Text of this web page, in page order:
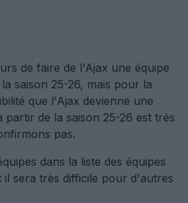
de faire de l'Ajax une équipe
saison 25-26, mais pour la
que l'Ajax devienne une
partir de la saison 25-26 est très
pas.
dans la liste des équipes
il sera très difficile pour d'autres